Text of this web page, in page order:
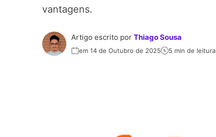
vantagens.
Artigo escrito por Thiago Sousa
em 14 de Outubro de 2025 5 min de leitura